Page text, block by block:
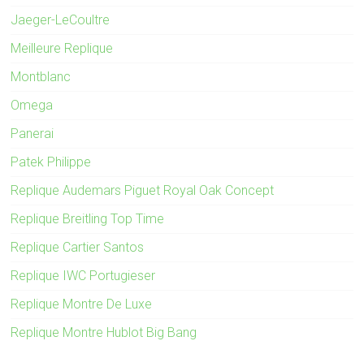
Jaeger-LeCoultre
Meilleure Replique
Montblanc
Omega
Panerai
Patek Philippe
Replique Audemars Piguet Royal Oak Concept
Replique Breitling Top Time
Replique Cartier Santos
Replique IWC Portugieser
Replique Montre De Luxe
Replique Montre Hublot Big Bang